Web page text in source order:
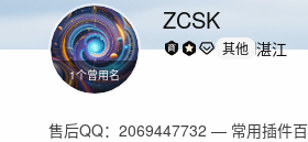
1个曾用名
ZCSK
其他 湛江
售后QQ：2069447732 — 常用插件